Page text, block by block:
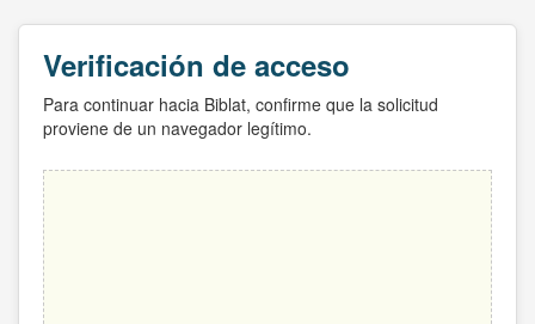
Verificación de acceso
Para continuar hacia Biblat, confirme que la solicitud
proviene de un navegador legítimo.